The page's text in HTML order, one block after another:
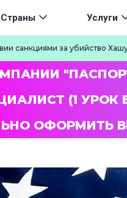
Страны Услуги
санкциями за убийство
(1 УРОК
ОФОРМИТЬ